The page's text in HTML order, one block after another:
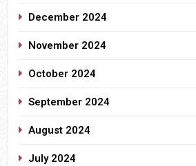
December 2024
November 2024
October 2024
September 2024
August 2024
July 2024